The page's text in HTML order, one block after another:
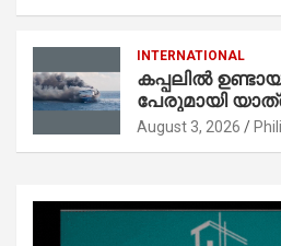
INTERNATIONAL
കപ്പലിൽ
പേരുമായി
തീപിടിത്തം; 5
August 3, 2026